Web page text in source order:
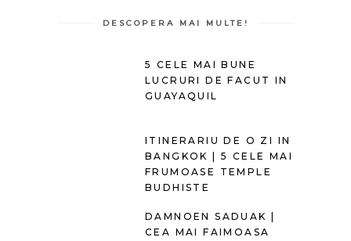
DESCOPERA MAI MULTE!
5 CELE MAI BUNE
LUCRURI DE FACUT IN
GUAYAQUIL
ITINERARIU DE O ZI IN
BANGKOK | 5 CELE MAI
FRUMOASE TEMPLE
BUDHISTE
DAMNOEN SADUAK |
CEA MAI FAIMOASA